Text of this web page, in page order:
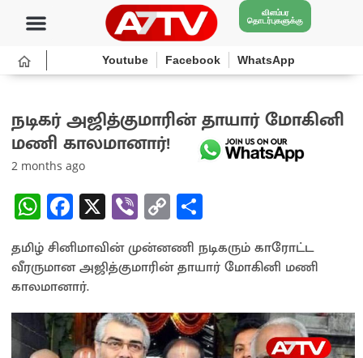
விளம்பர
தொடர்புகளுக்கு
Youtube Facebook WhatsApp
நடிகர் அஜித்குமாரின் தாயார் மோகினி
மணி காலமானார்!
2 months ago
W
h
at
sA
p
p
Fa
ce
b
o
o
k
X Vi
b
er
C
o
py
Li
n
k
ar
e
தமிழ் சினிமாவின் முன்னணி நடிகரும் காரோட்ட
வீரருமான அஜித்குமாரின் தாயார் மோகினி மணி
காலமானார்.